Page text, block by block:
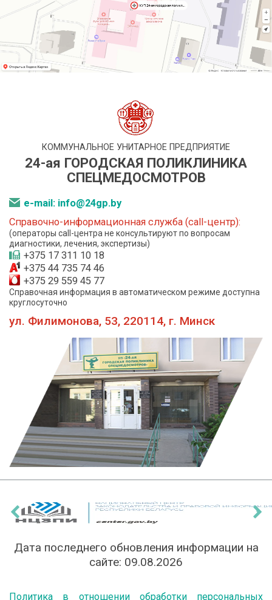
КОММУНАЛЬНОЕ УНИТАРНОЕ ПРЕДПРИЯТИЕ
24-ая ГОРОДСКАЯ ПОЛИКЛИНИКА
СПЕЦМЕДОСМОТРОВ
e-mail: info@24gp.by
Справочно-информационная служба (call-центр):
(операторы call-центра не консультируют по вопросам
диагностики, лечения, экспертизы)
+375 17 311 10 18
+375 44 735 74 46
+375 29 559 45 77
Справочная информация в автоматическом режиме доступна
круглосуточно
ул. Филимонова, 53, 220114, г. Минск
‹ ›
Дата последнего обновления информации на
сайте: 09.08.2026
Политика в отношении обработки персональных